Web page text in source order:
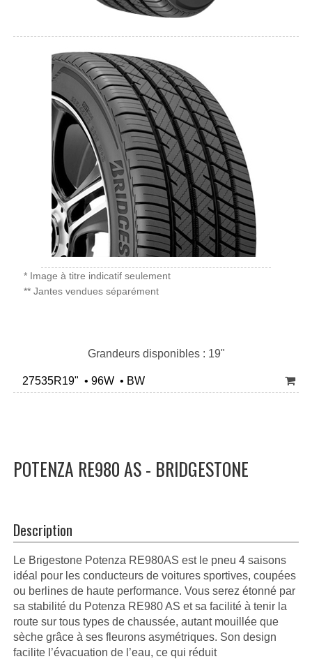
* Image à titre indicatif seulement
** Jantes vendues séparément
Grandeurs disponibles : 19"
27535R19" • 96W • BW
POTENZA RE980 AS - BRIDGESTONE
Description
Le Brigestone Potenza RE980AS est le pneu 4 saisons
idéal pour les conducteurs de voitures sportives, coupées
ou berlines de haute performance. Vous serez étonné par
sa stabilité du Potenza RE980 AS et sa facilité à tenir la
route sur tous types de chaussée, autant mouillée que
sèche grâce à ses fleurons asymétriques. Son design
facilite l’évacuation de l’eau, ce qui réduit